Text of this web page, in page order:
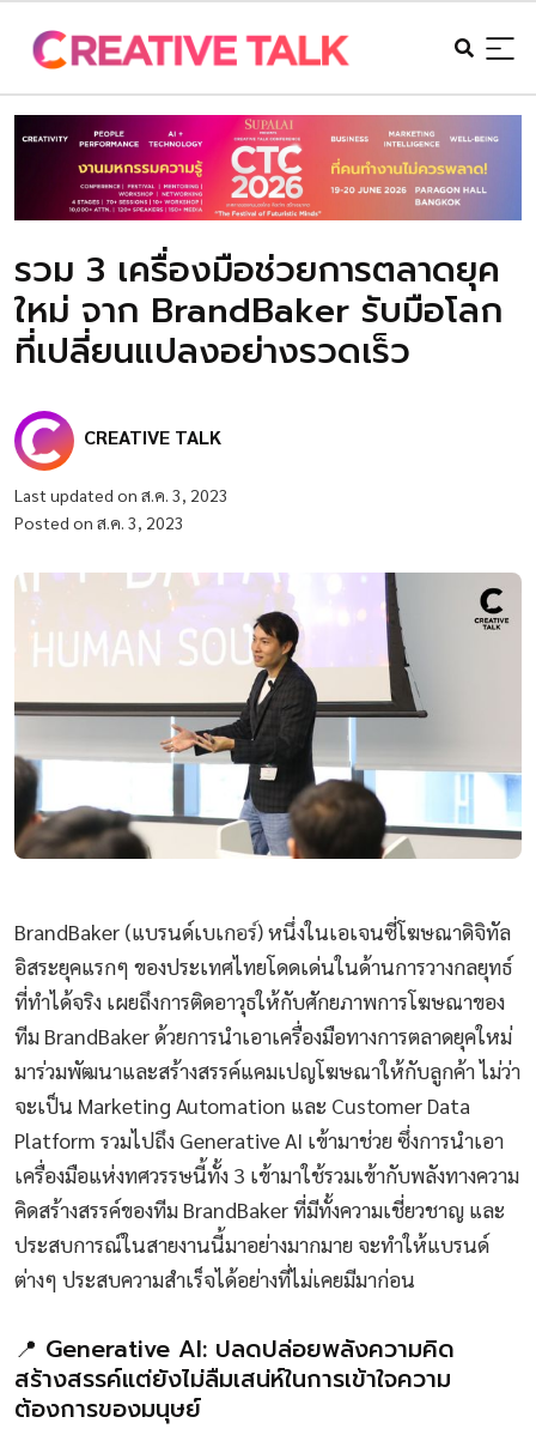
รวม 3 เครื่องมือช่วยการตลาดยุค
ใหม่ จาก BrandBaker รับมือโลก
ที่เปลี่ยนแปลงอย่างรวดเร็ว
CREATIVE TALK
Last updated on ส.ค. 3, 2023
Posted on ส.ค. 3, 2023
BrandBaker (แบรนด์เบเกอร์) หนึ่งในเอเจนซี่โฆษณาดิจิทัล
อิสระยุคแรกๆ ของประเทศไทยโดดเด่นในด้านการวางกลยุทธ์
ที่ทำได้จริง เผยถึงการติดอาวุธให้กับศักยภาพการโฆษณาของ
ทีม BrandBaker ด้วยการนำเอาเครื่องมือทางการตลาดยุคใหม่
มาร่วมพัฒนาและสร้างสรรค์แคมเปญโฆษณาให้กับลูกค้า ไม่ว่า
จะเป็น Marketing Automation และ Customer Data
Platform รวมไปถึง Generative AI เข้ามาช่วย ซึ่งการนำเอา
เครื่องมือแห่งทศวรรษนี้ทั้ง 3 เข้ามาใช้รวมเข้ากับพลังทางความ
คิดสร้างสรรค์ของทีม BrandBaker ที่มีทั้งความเชี่ยวชาญ และ
ประสบการณ์ในสายงานนี้มาอย่างมากมาย จะทำให้แบรนด์
ต่างๆ ประสบความสำเร็จได้อย่างที่ไม่เคยมีมาก่อน
📍 Generative AI: ปลดปล่อยพลังความคิด
สร้างสรรค์แต่ยังไม่ลืมเสน่ห์ในการเข้าใจความ
ต้องการของมนุษย์